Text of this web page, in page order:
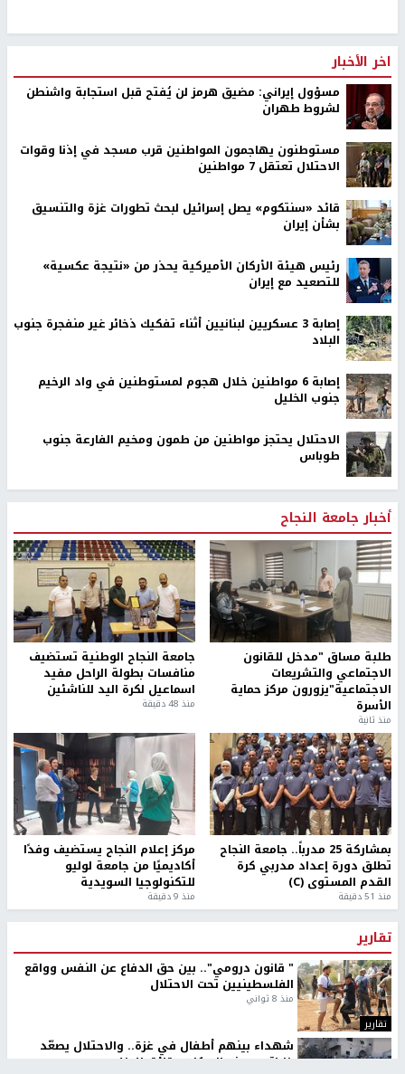
اخر الأخبار
مسؤول إيراني: مضيق هرمز لن يُفتح قبل استجابة واشنطن
لشروط طهران
مستوطنون يهاجمون المواطنين قرب مسجد في إذنا وقوات
الاحتلال تعتقل 7 مواطنين
قائد «سنتكوم» يصل إسرائيل لبحث تطورات غزة والتنسيق
بشأن إيران
رئيس هيئة الأركان الأميركية يحذر من «نتيجة عكسية»
للتصعيد مع إيران
إصابة 3 عسكريين لبنانيين أثناء تفكيك ذخائر غير منفجرة جنوب
البلاد
إصابة 6 مواطنين خلال هجوم لمستوطنين في واد الرخيم
جنوب الخليل
الاحتلال يحتجز مواطنين من طمون ومخيم الفارعة جنوب
طوباس
أخبار جامعة النجاح
طلبة مساق "مدخل للقانون
الاجتماعي والتشريعات
الاجتماعية"يزورون مركز حماية
الأسرة
منذ ثانية
جامعة النجاح الوطنية تستضيف
منافسات بطولة الراحل مفيد
اسماعيل لكرة اليد للناشئين
منذ 48 دقيقة
بمشاركة 25 مدرباً.. جامعة النجاح
تطلق دورة إعداد مدربي كرة
القدم المستوى (C)
منذ 51 دقيقة
مركز إعلام النجاح يستضيف وفدًا
أكاديميًا من جامعة لوليو
للتكنولوجيا السويدية
منذ 9 دقيقة
تقارير
تقارير
" قانون درومي".. بين حق الدفاع عن النفس وواقع
الفلسطينيين تحت الاحتلال
منذ 8 ثواني
شهداء بينهم أطفال في غزة.. والاحتلال يصعّد
غاراته ويمنح السكان دقائق للإخلاء